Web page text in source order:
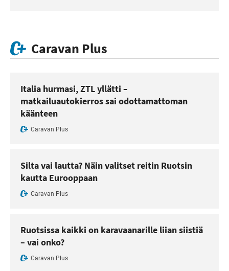
Caravan Plus
Italia hurmasi, ZTL yllätti –
matkailuautokierros sai odottamattoman
käänteen
Caravan Plus
Silta vai lautta? Näin valitset reitin Ruotsin
kautta Eurooppaan
Caravan Plus
Ruotsissa kaikki on karavaanarille liian siistiä
– vai onko?
Caravan Plus